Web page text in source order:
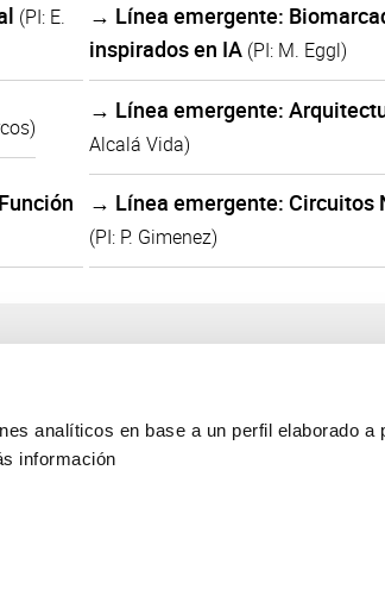
analíticos en base a un perfil elaborado a
información
(PI: E.
→ Línea emergente:
inspirados en IA (PI: M. Eggl)
→ Línea emergente:
Alcalá Vida)
→ Línea emergente: Circuitos
(PI: P. Gimenez)